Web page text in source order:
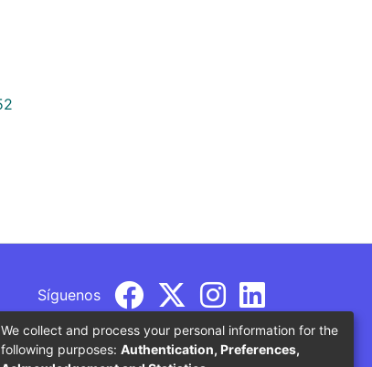
Síguenos
We collect and process your personal information for the
following purposes: Authentication, Preferences,